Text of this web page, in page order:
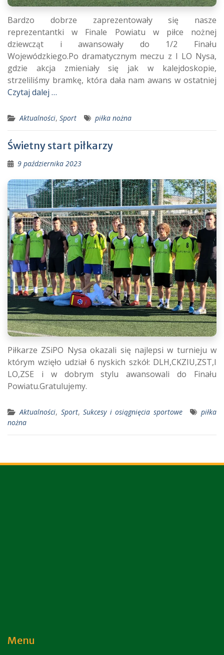
Bardzo dobrze zaprezentowały się nasze
reprezentantki w Finale Powiatu w piłce nożnej
dziewcząt i awansowały do 1/2 Finału
Wojewódzkiego.Po dramatycznym meczu z I LO Nysa,
gdzie akcja zmieniały się jak w kalejdoskopie,
strzeliliśmy bramkę, która dała nam awans w ostatniej
Czytaj dalej …
Aktualności, Sport piłka nożna
Świetny start piłkarzy
9 października 2023
Piłkarze ZSiPO Nysa okazali się najlepsi w turnieju w
którym wzięło udział 6 nyskich szkół: DLH,CKZIU,ZST,I
LO,ZSE i w dobrym stylu awansowali do Finału
Powiatu.Gratulujemy.
Aktualności, Sport,Sukcesy i osiągnięcia sportowe
piłka
nożna
Menu